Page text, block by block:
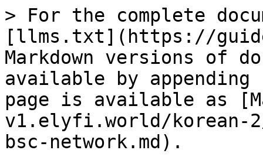
> For the complete
[llms.txt](https://
Markdown versions of
available by
page is available as
v1.elyfi.world/korean-
bsc-network.md).